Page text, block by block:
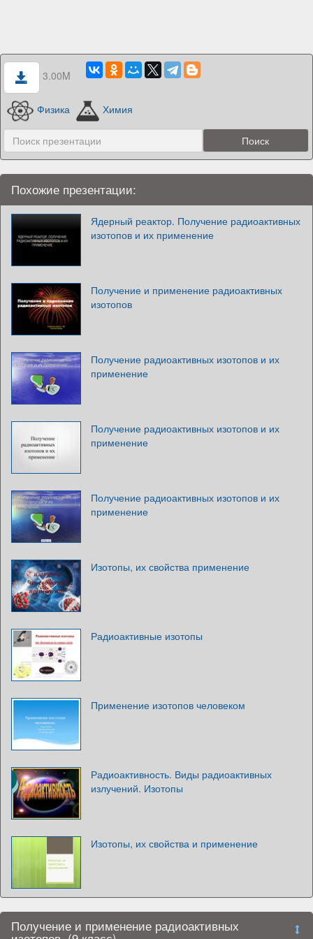
3.00M
Физика Химия
Похожие презентации:
Ядерный реактор. Получение радиоактивных
изотопов и их применение
Получение и применение радиоактивных
изотопов
Получение радиоактивных изотопов и их
применение
Получение радиоактивных изотопов и их
применение
Получение радиоактивных изотопов и их
применение
Изотопы, их свойства применение
Радиоактивные изотопы
Применение изотопов человеком
Радиоактивность. Виды радиоактивных
излучений. Изотопы
Изотопы, их свойства и применение
Получение и применение радиоактивных